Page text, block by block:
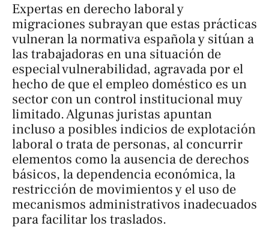
Expertas en derecho laboral y
migraciones subrayan que estas prácticas
vulneran la normativa española y sitúan a
las trabajadoras en una situación de
especial vulnerabilidad, agravada por el
hecho de que el empleo doméstico es un
sector con un control institucional muy
limitado. Algunas juristas apuntan
incluso a posibles indicios de explotación
laboral o trata de personas, al concurrir
elementos como la ausencia de derechos
básicos, la dependencia económica, la
restricción de movimientos y el uso de
mecanismos administrativos inadecuados
para facilitar los traslados.